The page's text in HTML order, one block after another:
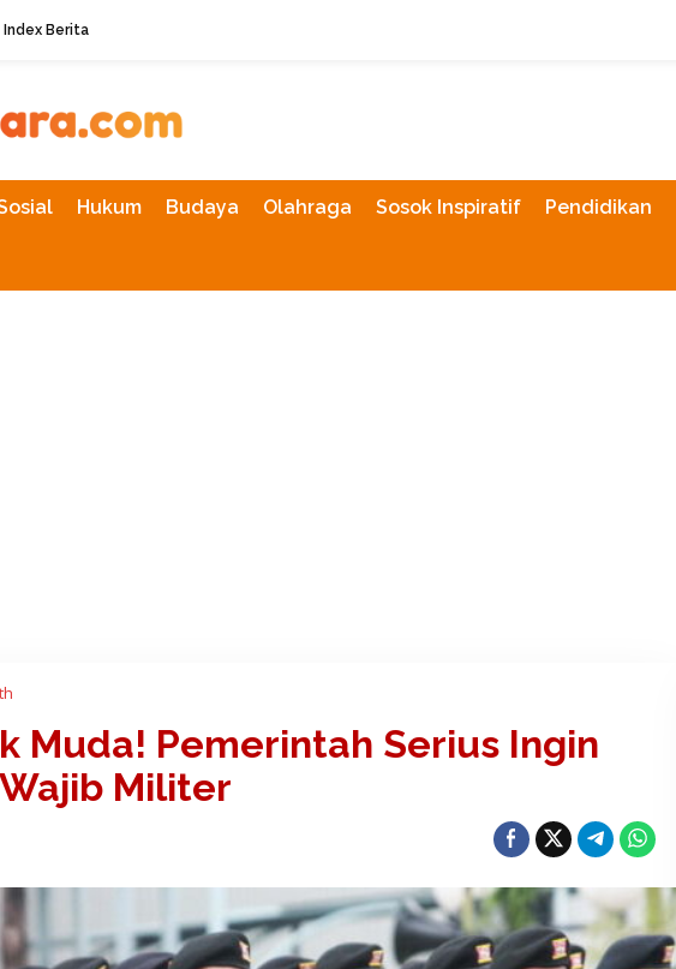
Index Berita
Hukum Budaya Olahraga Sosok Inspiratif Pendidikan
t
a
t
k
M
u
d
Muda! Pemerintah Serius Ingin
Militer